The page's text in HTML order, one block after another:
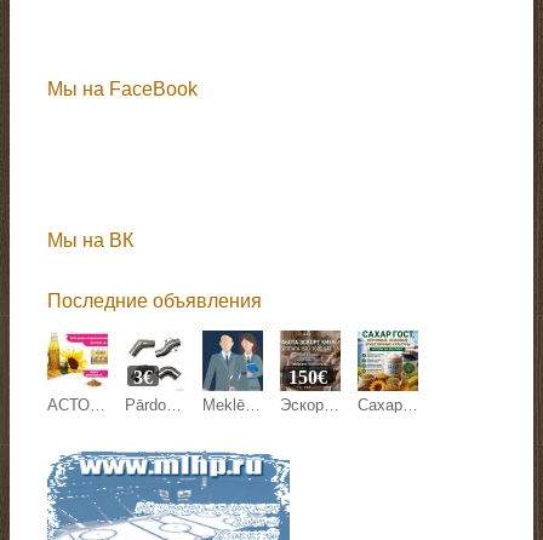
Мы на FaceBook
Мы на ВК
Последние объявления
АСТОН - Оптовые продажи подсолнечного масла от завода. Экспорт Pārdodam margu detaļas.
3€
Meklējam kandidātu Anglijas uzņēmuma pārstāvniecības direktora amatam Latvijā. Эскорт работа Киев, Кишинев, Варшава, Берлин, Париж.
150€
Сахар ГОСТ, зерновые, бобовые и масличные культуры оптом